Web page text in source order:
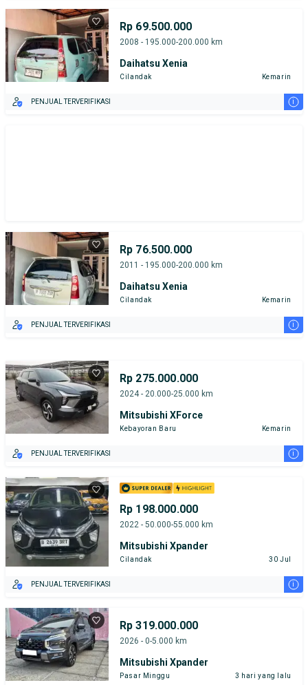
Rp 69.500.000
2008 - 195.000-200.000 km
Daihatsu Xenia
Cilandak Kemarin
PENJUAL TERVERIFIKASI i
Rp 76.500.000
2011 - 195.000-200.000 km
Daihatsu Xenia
Cilandak Kemarin
PENJUAL TERVERIFIKASI i
Rp 275.000.000
2024 - 20.000-25.000 km
Mitsubishi XForce
Kebayoran Baru Kemarin
PENJUAL TERVERIFIKASI i
Rp 198.000.000
2022 - 50.000-55.000 km
Mitsubishi Xpander
Cilandak 30 Jul
PENJUAL TERVERIFIKASI i
Rp 319.000.000
2026 - 0-5.000 km
Mitsubishi Xpander
Pasar Minggu 3 hari yang lalu